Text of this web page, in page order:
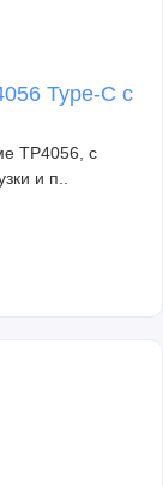
Type-C с
TP4056, с
и п..